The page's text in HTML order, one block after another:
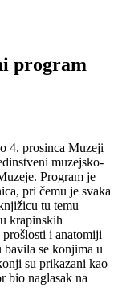
program
4. prosinca Muzeji
muzejsko-
Program je
pri čemu je svaka
tu temu
krapinskih
prošlosti i anatomiji
se konjima u
su prikazani kao
bio naglasak na